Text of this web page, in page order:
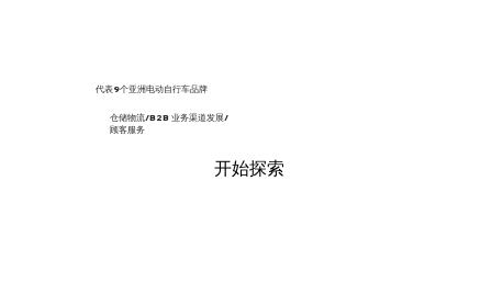
代表9个亚洲电动自行车品牌
仓储物流/B2B 业务渠道发展/
顾客服务
开始探索